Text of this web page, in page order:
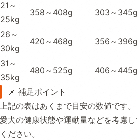
21～
25kg
358～408g 303～345g
26～
30kg
420～468g 356～396g
31～
35kg
480～525g 406～445g
📌 補足ポイント
上記の表はあくまで目安の数値です。
愛犬の健康状態や運動量などを考慮
ください。